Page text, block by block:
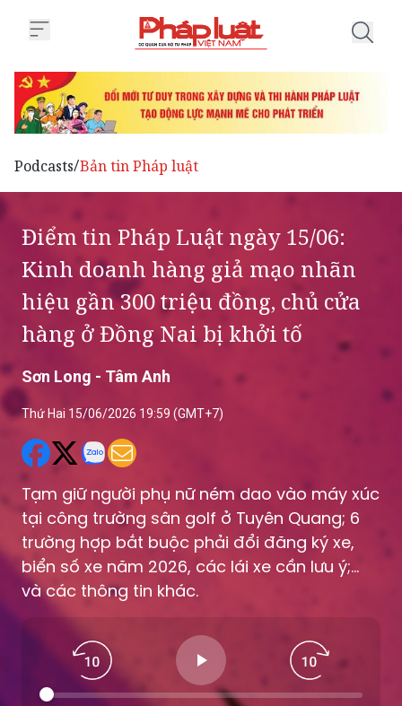
Podcasts/Bản tin Pháp luật
Điểm tin Pháp Luật ngày 15/06:
Kinh doanh hàng giả mạo nhãn
hiệu gần 300 triệu đồng, chủ cửa
hàng ở Đồng Nai bị khởi tố
Sơn Long - Tâm Anh
Thứ Hai 15/06/2026 19:59 (GMT+7)
Tạm giữ người phụ nữ ném dao vào máy xúc
tại công trường sân golf ở Tuyên Quang; 6
trường hợp bắt buộc phải đổi đăng ký xe,
biển số xe năm 2026, các lái xe cần lưu ý;...
và các thông tin khác.